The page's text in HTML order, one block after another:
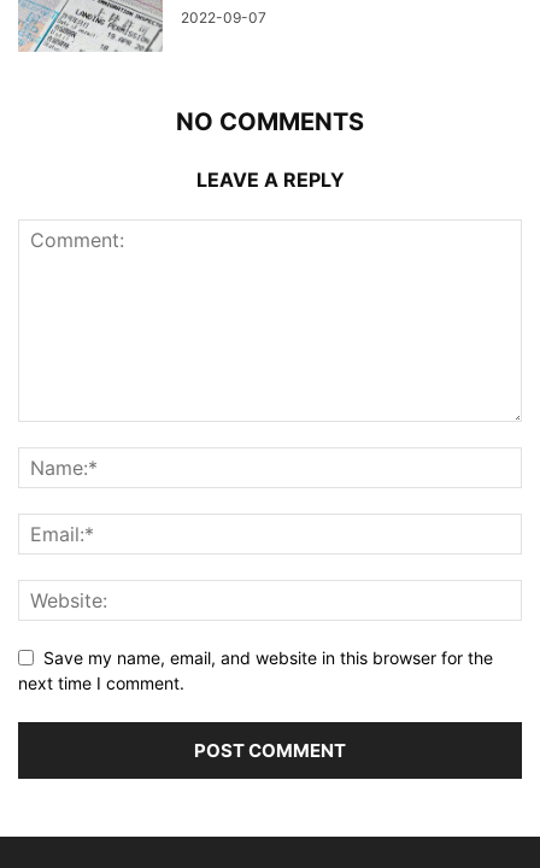
2022-09-07
NO COMMENTS
LEAVE A REPLY
Save my name, email, and website in this browser for the
next time I comment.